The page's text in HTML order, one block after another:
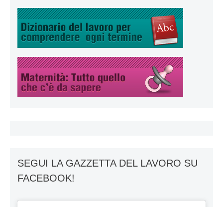
SEGUI LA GAZZETTA DEL LAVORO SU
FACEBOOK!